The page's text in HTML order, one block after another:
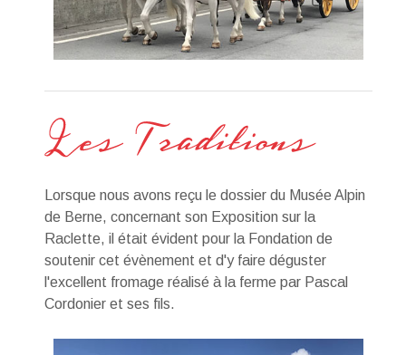
Lorsque nous avons reçu le dossier du Musée Alpin
de Berne, concernant son Exposition sur la
Raclette, il était évident pour la Fondation de
soutenir cet évènement et d'y faire déguster
l'excellent fromage réalisé à la ferme par Pascal
Cordonier et ses fils.